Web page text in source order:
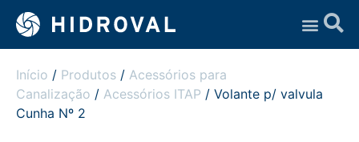
Início / Produtos / Acessórios para
Canalização / Acessórios ITAP / Volante p/ valvula
Cunha Nº 2